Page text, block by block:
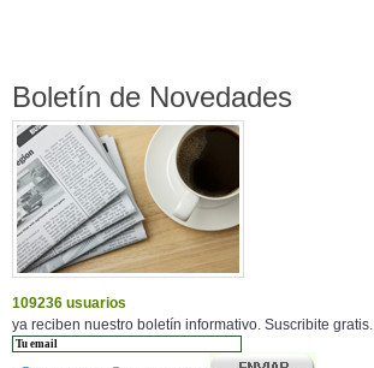
Boletín de Novedades
109236 usuarios
ya reciben nuestro boletín informativo. Suscribite gratis.